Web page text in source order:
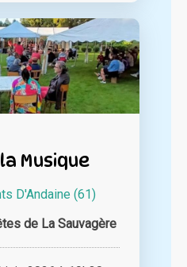
Musique
D'Andaine (61)
de La Sauvagère